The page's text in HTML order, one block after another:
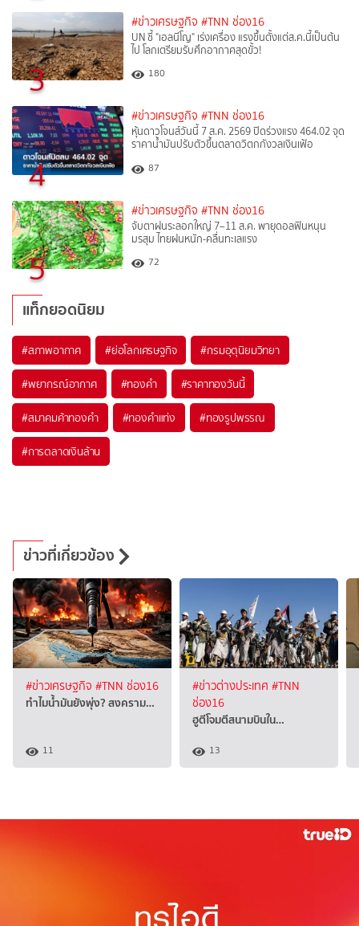
3
#ข่าวเศรษฐกิจ #TNN ช่อง16
UN ชี้ "เอลนีโญ" เร่งเครื่อง แรงขึ้นตั้งแต่ส.ค.นี้เป็นต้น
ไป โลกเตรียมรับศึกอากาศสุดขั้ว!
180
4
#ข่าวเศรษฐกิจ #TNN ช่อง16
หุ้นดาวโจนส์วันนี้ 7 ส.ค. 2569 ปิดร่วงแรง 464.02 จุด
ราคาน้ำมันปรับตัวขึ้นตลาดวิตกกังวลเงินเฟ้อ
87
5
#ข่าวเศรษฐกิจ #TNN ช่อง16
จับตาฝนระลอกใหญ่ 7–11 ส.ค. พายุดอลฟินหนุน
มรสุม ไทยฝนหนัก-คลื่นทะเลแรง
72
แท็กยอดนิยม
#สภาพอากาศ #ย่อโลกเศรษฐกิจ #กรมอุตุนิยมวิทยา
#พยากรณ์อากาศ #ทองคำ #ราคาทองวันนี้
#สมาคมค้าทองคำ #ทองคำแท่ง #ทองรูปพรรณ
#การตลาดเงินล้าน
ข่าวที่เกี่ยวข้อง
#ข่าวเศรษฐกิจ #TNN ช่อง16
ทำไมน้ำมันยังพุ่ง? สงคราม…
11
#ข่าวต่างประเทศ #TNN
ช่อง16
ฮูตีโจมตีสนามบินใน…
13